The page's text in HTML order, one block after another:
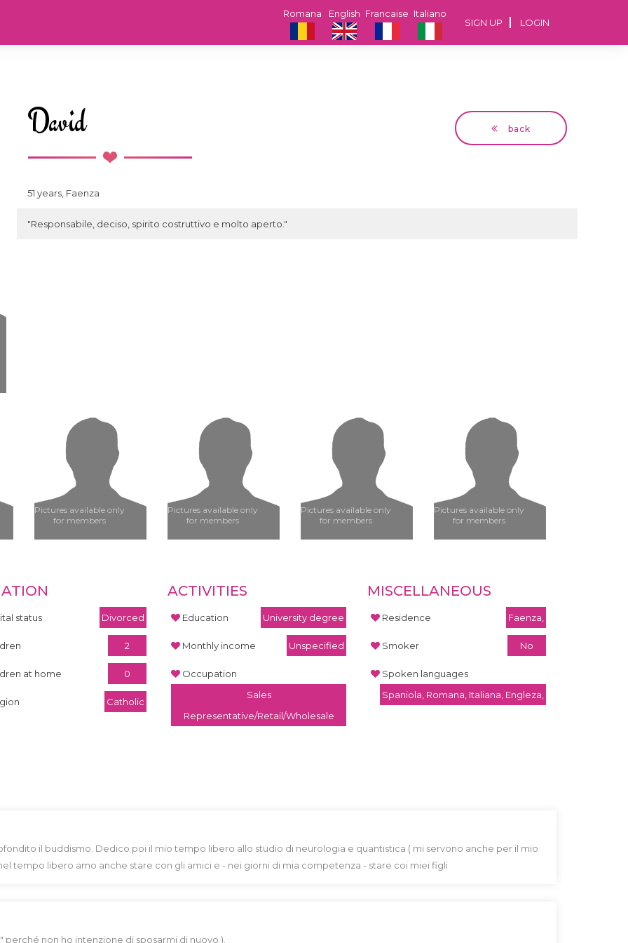
SIGN UP LOGIN
Italiano
Francaise
English
Romana
David back
51 years, Faenza
"Responsabile, deciso, spirito costruttivo e molto aperto."
Pictures available only
for members
Pictures available only
for members
Pictures available only
for members
Pictures available only
for members
status Divorced
2
at home 0
Catholic
ACTIVITIES
Education University degree
Monthly income Unspecified
Occupation
Sales
Representative/Retail/Wholesale
MISCELLANEOUS
Residence Faenza,
Smoker No
Spoken languages
Spaniola, Romana, Italiana, Engleza,
il buddismo. Dedico poi il mio tempo libero allo studio di neurologia e quantistica ( mi servono anche per il mio
tempo libero amo anche stare con gli amici e - nei giorni di mia competenza - stare coi miei figli
non ho intenzione di sposarmi di nuovo ).